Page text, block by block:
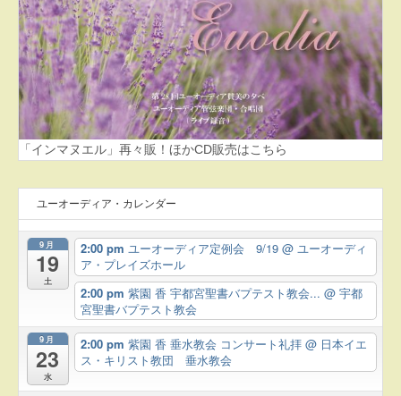
「インマヌエル」再々販！ほかCD販売はこちら
ユーオーディア・カレンダー
9月
19
土
2:00 pm ユーオーディア定例会 9/19 @ ユーオーディ
ア・プレイズホール
2:00 pm 紫園 香 宇都宮聖書バプテスト教会... @ 宇都
宮聖書バプテスト教会
9月
23
水
2:00 pm 紫園 香 垂水教会 コンサート礼拝 @ 日本イエ
ス・キリスト教団 垂水教会